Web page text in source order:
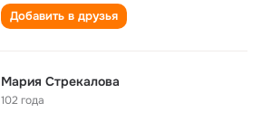
Добавить в друзья
Мария Стрекалова
102 года